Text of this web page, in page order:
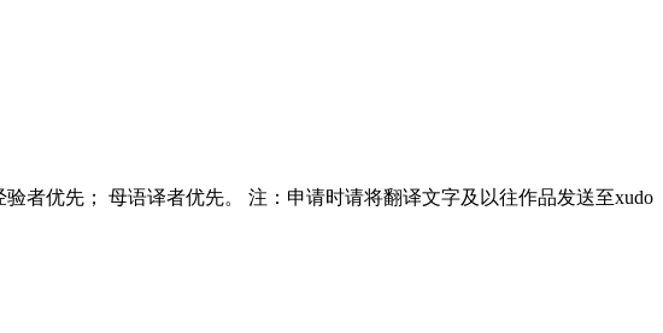
者优先； 母语译者优先。 注：申请时请将翻译文字及以往作品发送至xudo